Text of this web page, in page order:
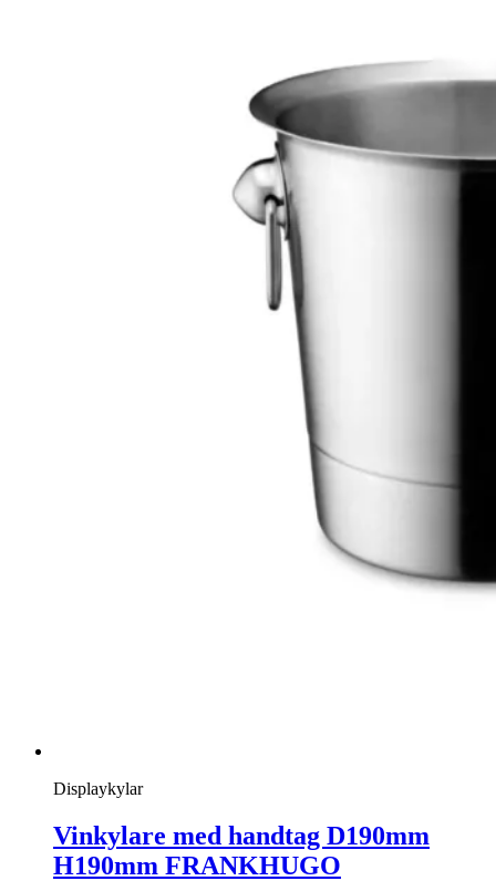
Displaykylar
Vinkylare med handtag D190mm
H190mm FRANKHUGO